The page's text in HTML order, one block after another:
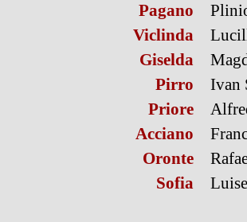
Pagano
Viclinda
Giselda
Pirro
Ivan
Priore
Acciano
Oronte
Sofia